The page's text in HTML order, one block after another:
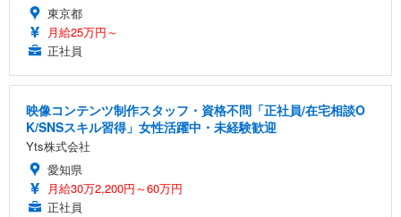
東京都
月給25万円～
正社員
映像コンテンツ制作スタッフ・資格不問「正社員/在宅相談O
K/SNSスキル習得」女性活躍中・未経験歓迎
Yts株式会社
愛知県
月給30万2,200円～60万円
正社員